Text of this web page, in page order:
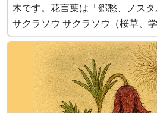
木です。花言葉は「郷愁、ノスタ
サクラソウ サクラソウ（桜草、
）は、日本、朝鮮半島、中国原
ラソウ属の耐寒性多年草です。